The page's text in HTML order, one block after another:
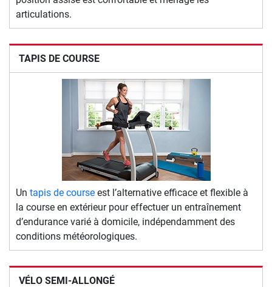
articulations.
TAPIS DE COURSE
Un tapis de course est l’alternative efficace et flexible à
la course en extérieur pour effectuer un entraînement
d’endurance varié à domicile, indépendamment des
conditions météorologiques.
VÉLO SEMI-ALLONGÉ